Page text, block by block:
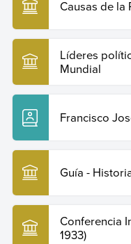
Causas de la
Líderes
Mundial
Francisco
Guía -
Conferencia
1933)